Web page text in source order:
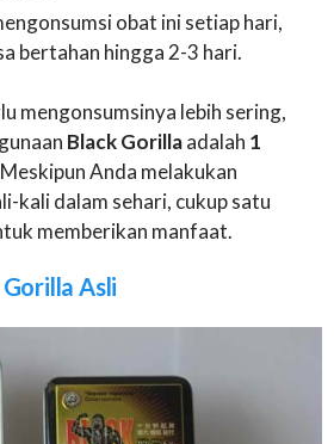
obat ini setiap hari,
bertahan hingga 2-3 hari.
mengonsumsinya lebih sering,
Black Gorillaadalah 1
Anda melakukan
kali dalam sehari, cukup satu
memberikan manfaat.
Asli